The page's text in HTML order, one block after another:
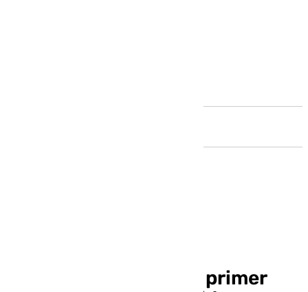
Starmer dimite como primer